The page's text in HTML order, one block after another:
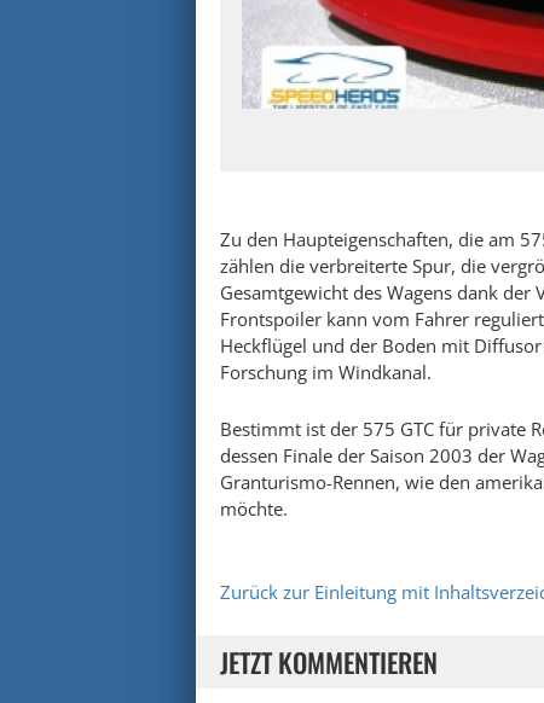
Zu den Haupteigenschaften, die am
zählen die verbreiterte Spur, die
Gesamtgewicht des Wagens dank
Frontspoiler kann vom Fahrer
Heckflügel und der Boden mit
Forschung im Windkanal.
Bestimmt ist der 575 GTC für private
dessen Finale der Saison 2003 der
Granturismo-Rennen, wie den
möchte.
Zurück zur Einleitung mit
JETZT KOMMENTIEREN